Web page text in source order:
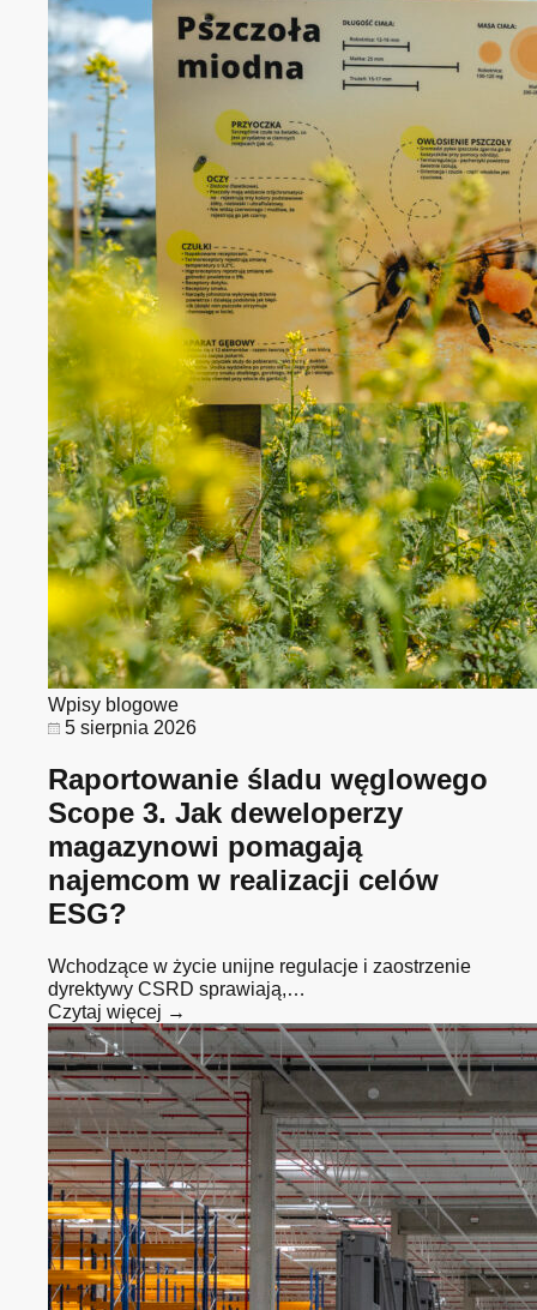
Wpisy blogowe
5 sierpnia 2026
Raportowanie śladu węglowego
Scope 3. Jak deweloperzy
magazynowi pomagają
najemcom w realizacji celów
ESG?
Wchodzące w życie unijne regulacje i zaostrzenie
dyrektywy CSRD sprawiają,…
Czytaj więcej →